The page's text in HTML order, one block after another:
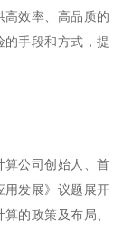
效率、高品质的
手段和方式，提
算公司创始人、首
用发展》议题展开
的政策及布局、